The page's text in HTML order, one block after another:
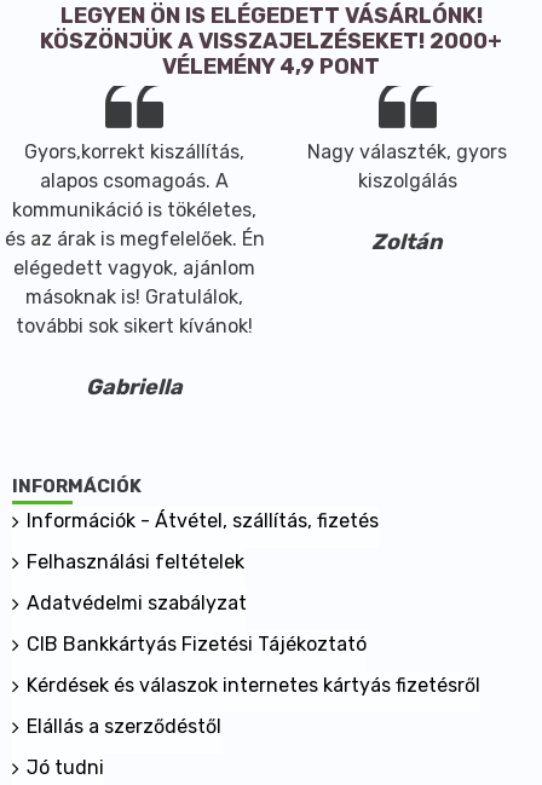
LEGYEN ÖN IS ELÉGEDETT VÁSÁRLÓNK!
KÖSZÖNJÜK A VISSZAJELZÉSEKET! 2000+
VÉLEMÉNY 4,9 PONT
Gyors,korrekt kiszállítás,
alapos csomagoás. A
kommunikáció is tökéletes,
és az árak is megfelelőek. Én
elégedett vagyok, ajánlom
másoknak is! Gratulálok,
további sok sikert kívánok!
Gabriella
Nagy választék, gyors
kiszolgálás
Zoltán
INFORMÁCIÓK
Információk - Átvétel, szállítás, fizetés
Felhasználási feltételek
Adatvédelmi szabályzat
CIB Bankkártyás Fizetési Tájékoztató
Kérdések és válaszok internetes kártyás fizetésről
Elállás a szerződéstől
Jó tudni